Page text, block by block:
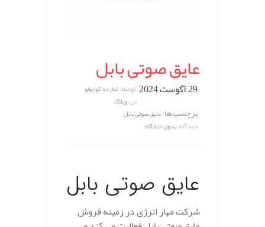
عایق صوتی بابل
29 آگوست 2024 توسط:شازده کوچولو
در:وبلاگ
برچسب ها:عایق صوتی بابل
دیدگاه:بدون دیدگاه
عایق صوتی بابل
شرکت مهار انرژی در زمینه فروش